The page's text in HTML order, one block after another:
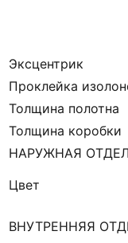
Эксцентрик
Проклейка
Толщина полотна
Толщина коробки
НАРУЖНАЯ
Цвет
ВНУТРЕННЯЯ